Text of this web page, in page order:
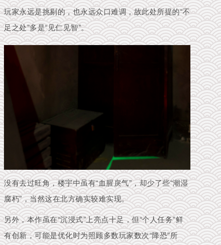
玩家永远是挑剔的，也永远众口难调，故此处所提的“不
足之处”多是“见仁见智”。
没有去过旺角，楼宇中虽有“血腥戾气”，却少了些“潮湿
腐朽”，当然这在北方确实较难实现。
另外，本作虽在“沉浸式”上亮点十足，但“个人任务”鲜
有创新，可能是优化时为照顾多数玩家数次“降恐”所